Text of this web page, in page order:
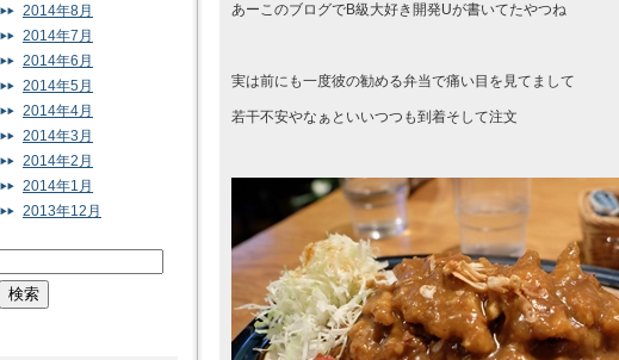
あーこのブログでB級大好き開発Uが書いてたやつね
実は前にも一度彼の勧める弁当で痛い目を見てまして
若干不安やなぁといいつつも到着そして注文
2014年8月
2014年7月
2014年6月
2014年5月
2014年4月
2014年3月
2014年2月
2014年1月
2013年12月